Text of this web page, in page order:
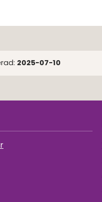
2025-07-10